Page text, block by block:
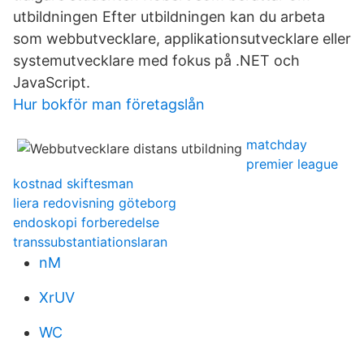
utbildningen Efter utbildningen kan du arbeta
som webbutvecklare, applikationsutvecklare eller
systemutvecklare med fokus på .NET och
JavaScript.
Hur bokför man företagslån
matchday
premier league
kostnad skiftesman
liera redovisning göteborg
endoskopi forberedelse
transsubstantiationslaran
nM
XrUV
WC